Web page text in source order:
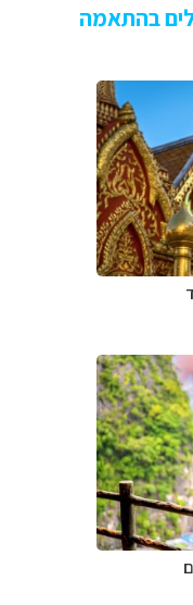
בהתאמה